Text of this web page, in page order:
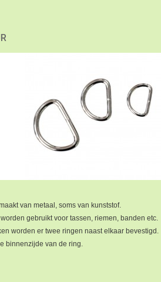
van metaal, soms van kunststof.
gebruikt voor tassen, riemen, banden etc.
worden er twee ringen naast elkaar bevestigd.
binnenzijde van de ring.